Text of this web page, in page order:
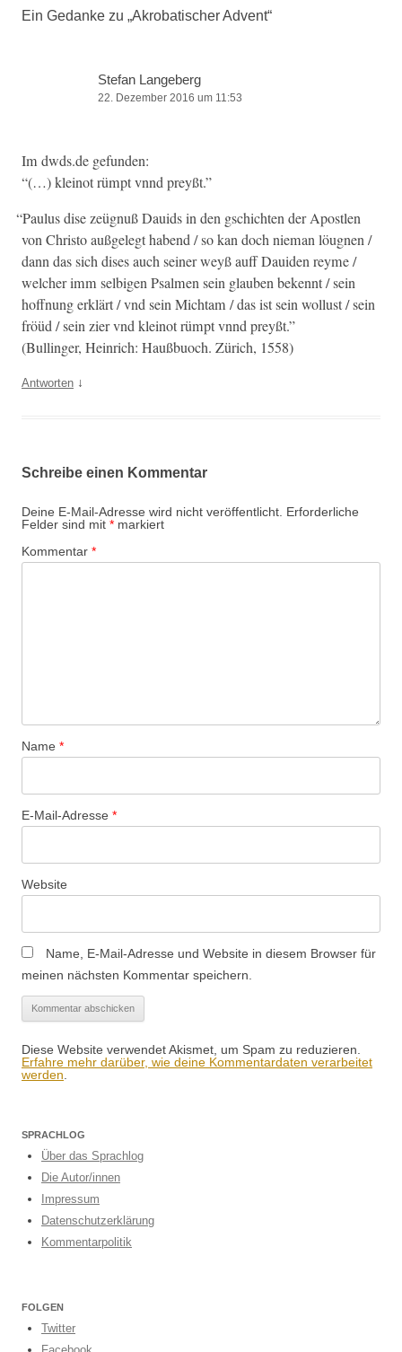
Ein Gedanke zu „Akrobatischer Advent“
Stefan Langeberg
22. Dezember 2016 um 11:53
Im dwds.de gefunden:
“(…) kleinot rümpt vnnd preyßt.”
“Paulus dise zeügnuß Dauids in den gschicht­en der Apos­tlen
von Chris­to außgelegt habend / so kan doch nie­man löug­nen /
dann das sich dis­es auch sein­er weyß auff Dauiden reyme /
welch­er imm sel­bi­gen Psalmen sein glauben beken­nt / sein
hoff­nung erk­lärt / vnd sein Mich­tam / das ist sein wol­lust / sein
fröüd / sein zier vnd kleinot rümpt vnnd preyßt.”
(Bullinger, Hein­rich: Haußbuoch. Zürich, 1558)
Antworten ↓
Schreibe einen Kommentar
Deine E-Mail-Adresse wird nicht veröffentlicht. Erforderliche
Felder sind mit * markiert
Kommentar *
Name *
E-Mail-Adresse *
Website
Name, E-Mail-Adresse und Website in diesem Browser für
meinen nächsten Kommentar speichern.
Diese Website verwendet Akismet, um Spam zu reduzieren.
Erfahre mehr darüber, wie deine Kommentardaten verarbeitet
werden
SPRACHLOG
Über das Sprachlog
Die Autor/innen
Impressum
Datenschutzerklärung
Kommentarpolitik
FOLGEN
Twitter